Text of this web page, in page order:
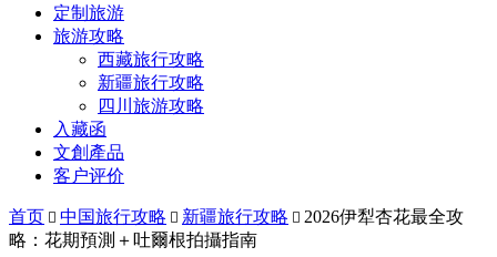
定制旅游
旅游攻略
西藏旅行攻略
新疆旅行攻略
四川旅游攻略
入藏函
文創產品
客户评价
首页  中国旅行攻略  新疆旅行攻略  2026伊犁杏花最全攻
略：花期預測＋吐爾根拍攝指南